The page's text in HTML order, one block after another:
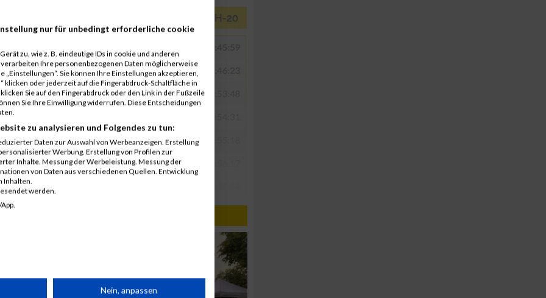
nur für unbedingt erforderliche cookie
zu, wie z. B. eindeutige IDs in cookie und anderen
Ihre personenbezogenen Daten möglicherweise
Sie können Ihre Einstellungen akzeptieren,
klicken oder jederzeit auf die Fingerabdruck-Schaltfläche in
Sie auf den Fingerabdruck oder den Link in der Fußzeile
Sie Ihre Einwilligung widerrufen. Diese Entscheidungen
zu analysieren und Folgendes zu tun:
Daten zur Auswahl von Werbeanzeigen. Erstellung
Werbung. Erstellung von Profilen zur
Inhalte. Messung der Werbeleistung. Messung der
von Daten aus verschiedenen Quellen. Entwicklung
Inhalten.
werden.
Nein, anpassen